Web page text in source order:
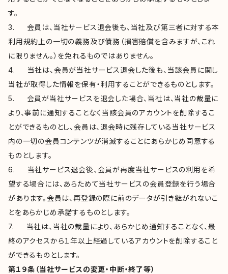
す。
3. 会員は、当社サービス退会後も、当社及び第三者に対する本
利用規約上の一切の義務及び債務（損害賠償を含みますが、これ
に限りません。）を免れるものではありません。
4. 当社は、会員が当社サービス退会した後も、当該会員に関し
当社が取得した情報を保有・利用することができるものとします。
5. 会員が当社サービスを退会した場合、当社は、当社の裁量に
より、事前に通知することなく当該会員のアカウントを削除するこ
とができるものとし、会員は、退会時に残存している当社サービス
内の一切の会員コンテンツが消滅することにあらかじめ同意する
ものとします。
6. 当社サービス退会後、会員が再度当社サービスの利用を希
望する場合には、あらためて当社サービスの会員登録を行う場合
があります。会員は、再登録の際に前のデータが引き継がれないこ
とをあらかじめ承諾するものとします。
7. 当社は、当社の裁量により、あらかじめ通知することなく、最
終のアクセスから１年以上経過しているアカウントを削除すること
ができるものとします。
第１９条（当社サービスの変更・中断・終了等）